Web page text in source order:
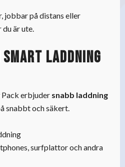
jobbar på distans eller
är ute.
smart laddning
Pack erbjuder snabb laddning
snabbt och säkert.
surfplattor och andra